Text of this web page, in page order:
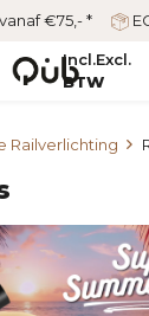
€75,- *
Incl.Excl.
BTW
Railverlichting